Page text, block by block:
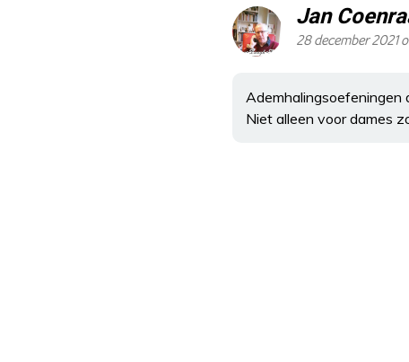
Jan
28 december 2021
Ademhalingsoefeningen
Niet alleen voor dames